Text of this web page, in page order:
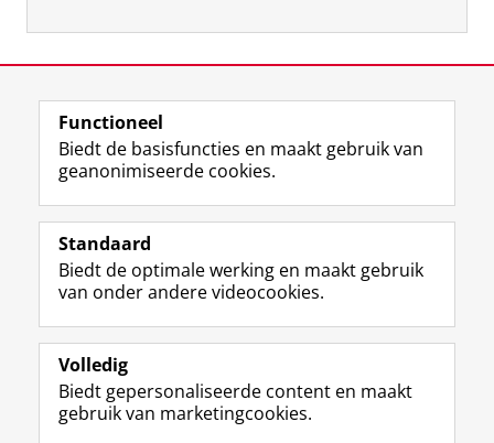
View this page in:English
Volg ons op
M
a
t
o
o
p
r
I
n
t
r
m
De UB voor medewerkers
Praktisch
Over de UB
Functioneel
Biedt de basisfuncties en maakt gebruik van
geanonimiseerde cookies.
Standaard
Biedt de optimale werking en maakt gebruik
van onder andere videocookies.
Volledig
Biedt gepersonaliseerde content en maakt
gebruik van marketingcookies.